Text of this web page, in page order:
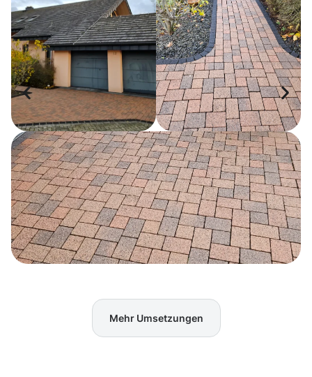
Mehr Umsetzungen